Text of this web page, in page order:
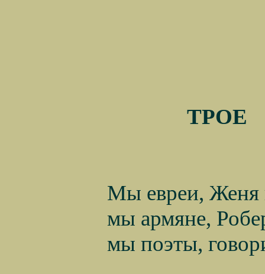
ТРОЕ
Мы евреи, Женя
мы армяне,
мы поэты,